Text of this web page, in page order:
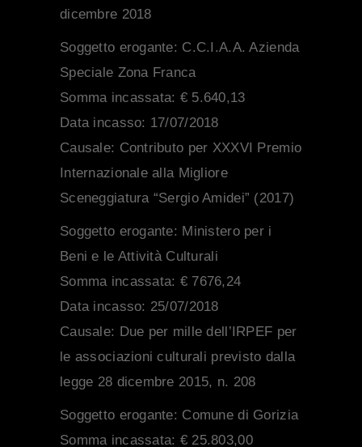
dicembre 2018
Soggetto erogante: C.C.I.A.A. Azienda
Speciale Zona Franca
Somma incassata: € 5.640,13
Data incasso: 17/07/2018
Causale: Contributo per XXXVI Premio
Internazionale alla Migliore
Sceneggiatura “Sergio Amidei” (2017)
Soggetto erogante: Ministero per i
Beni e le Attività Culturali
Somma incassata: € 7676,24
Data incasso: 25/07/2018
Causale: Due per mille dell’IRPEF per
le associazioni culturali previsto dalla
legge 28 dicembre 2015, n. 208
Soggetto erogante: Comune di Gorizia
Somma incassata: € 25.803,00